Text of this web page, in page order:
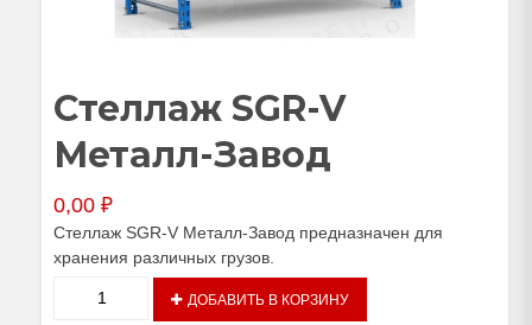
Стеллаж SGR-V
Металл-Завод
0,00 ₽
Стеллаж SGR-V Металл-Завод предназначен для
хранения различных грузов.
ДОБАВИТЬ В КОРЗИНУ